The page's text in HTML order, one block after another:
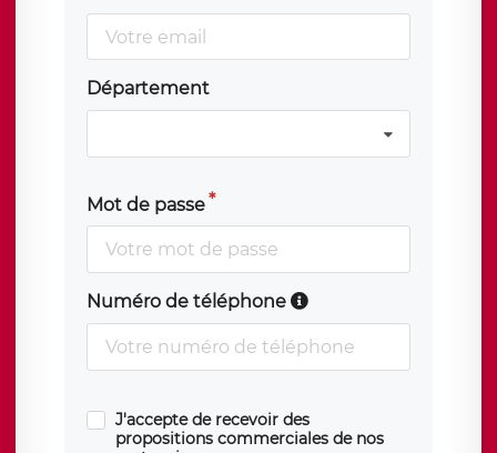
Département
Mot de passe
Numéro de téléphone
J'accepte de recevoir des
propositions commerciales de nos